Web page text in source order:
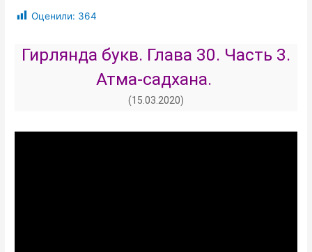
Оценили: 364
Гирлянда букв. Глава 30. Часть 3.
Атма-садхана.
(15.03.2020)